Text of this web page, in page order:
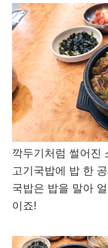
깍두기처럼 썰어진
고기국밥에 밥 한
국밥은 밥을 말아
이죠!